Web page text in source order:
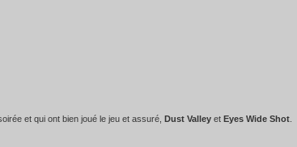
et qui ont bien joué le jeu et assuré, Dust Valley et Eyes Wide Shot